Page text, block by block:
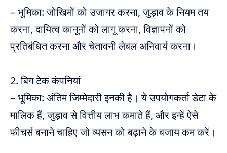
– भूमिका: जोखिमों को उजागर करना, जुड़ाव के नियम तय
करना, दायित्व कानूनों को लागू करना, विज्ञापनों को
प्रतिबंधित करना और चेतावनी लेबल अनिवार्य करना।
2. बिग टेक कंपनियां
– भूमिका: अंतिम जिम्मेदारी इनकी है। ये उपयोगकर्ता डेटा के
मालिक हैं, जुड़ाव से वित्तीय लाभ कमाते हैं, और इन्हें ऐसे
फीचर्स बनाने चाहिए जो व्यसन को बढ़ाने के बजाय कम करें।